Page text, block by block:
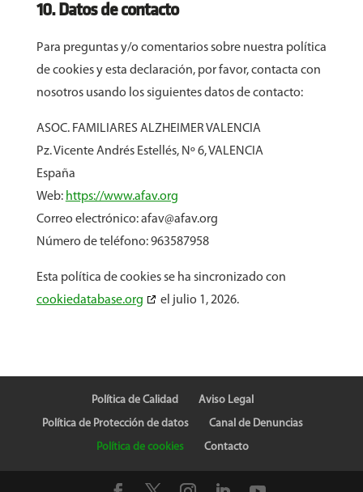
10. Datos de contacto
Para preguntas y/o comentarios sobre nuestra política
de cookies y esta declaración, por favor, contacta con
nosotros usando los siguientes datos de contacto:
ASOC. FAMILIARES ALZHEIMER VALENCIA
Pz. Vicente Andrés Estellés, Nº 6, VALENCIA
España
Web: https://www.afav.org
Correo electrónico:afav@afav.org
Número de teléfono: 963587958
Esta política de cookies se ha sincronizado con
cookiedatabase.org
el julio 1, 2026.
Política de Calidad
Aviso Legal
Política de Protección de datos
Canal de Denuncias
Política de cookies
Contacto